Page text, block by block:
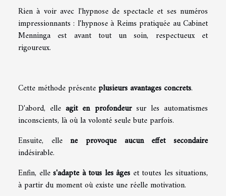
Rien à voir avec l'hypnose de spectacle et ses numéros
impressionnants : l'hypnose à Reims pratiquée au Cabinet
Menninga est avant tout un soin, respectueux et
rigoureux.
Cette méthode présenteplusieurs avantages concrets.
D'abord, elleagit en profondeursur les automatismes
inconscients, là où la volonté seule bute parfois.
Ensuite, ellene provoque aucun effet secondaire
indésirable.
Enfin, elles'adapte à tous les âges et toutes les situations,
à partir du moment où existe une réelle motivation.